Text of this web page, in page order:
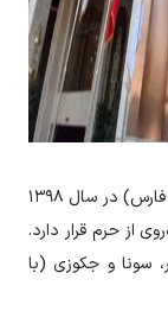
(با نام دیگر شهدای خلیج فارس) در سال ۱۳۹۸
تا ۲۰ دقیقه پیاده‌روی از حرم قرار دارد.
سونا و جکوزی (با